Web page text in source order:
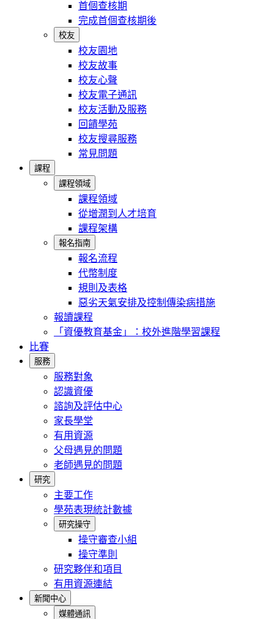
首個查核期
完成首個查核期後
校友
校友園地
校友故事
校友心聲
校友電子通訊
校友活動及服務
回饋學苑
校友搜尋服務
常見問題
課程
課程領域
課程領域
從增潤到人才培育
課程架構
報名指南
報名流程
代幣制度
規則及表格
惡劣天氣安排及控制傳染病措施
報讀課程
「資優教育基金」：校外進階學習課程
比賽
服務
服務對象
認識資優
諮詢及評估中心
家長學堂
有用資源
父母遇見的問題
老師遇見的問題
研究
主要工作
學苑表現統計數據
研究操守
操守審查小組
操守準則
研究夥伴和項目
有用資源連結
新聞中心
媒體通訊